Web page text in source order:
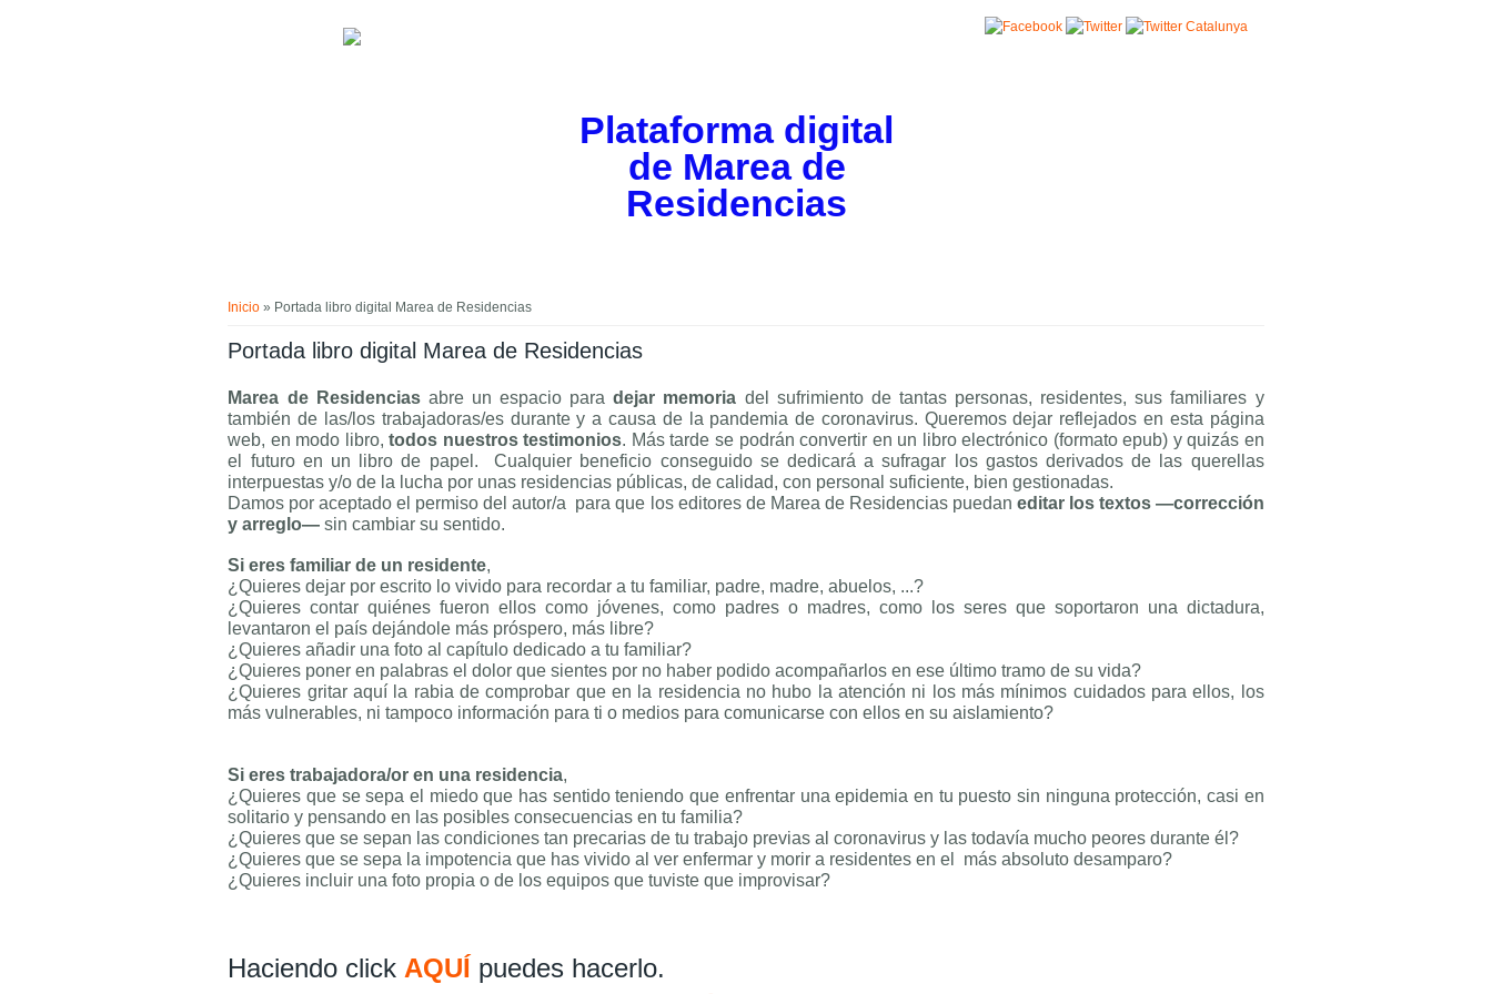
Plataforma digital
de Marea de
Residencias
Inicio » Portada libro digital Marea de Residencias
Portada libro digital Marea de Residencias
Marea de Residenciasabre un espacio paradejar memoria del sufrimiento de tantas personas, residentes, sus familiares y
también de las/los trabajadoras/es durante y a causa de la pandemia de coronavirus. Queremos dejar reflejados en esta página
web, en modo libro,todos nuestros testimonios. Más tarde se podrán convertir en un libro electrónico (formato epub) y quizás en
el futuro en un libro de papel. Cualquier beneficio conseguido se dedicará a sufragar los gastos derivados de las querellas
interpuestas y/o de la lucha por unas residencias públicas, de calidad, con personal suficiente, bien gestionadas.
Damos por aceptado el permiso del autor/a para que los editores de Marea de Residencias puedan editar los textos —corrección
y arreglo—sin cambiar su sentido.
Si eres familiar de un residente,
¿Quieres dejar por escrito lo vivido para recordar a tu familiar, padre, madre, abuelos, ...?
¿Quieres contar quiénes fueron ellos como jóvenes, como padres o madres, como los seres que soportaron una dictadura,
levantaron el país dejándole más próspero, más libre?
¿Quieres añadir una foto al capítulo dedicado a tu familiar?
¿Quieres poner en palabras el dolor que sientes por no haber podido acompañarlos en ese último tramo de su vida?
¿Quieres gritar aquí la rabia de comprobar que en la residencia no hubo la atención ni los más mínimos cuidados para ellos, los
más vulnerables, ni tampoco información para ti o medios para comunicarse con ellos en su aislamiento?
Si eres trabajadora/or en una residencia,
¿Quieres que se sepa el miedo que has sentido teniendo que enfrentar una epidemia en tu puesto sin ninguna protección, casi en
solitario y pensando en las posibles consecuencias en tu familia?
¿Quieres que se sepan las condiciones tan precarias de tu trabajo previas al coronavirus y las todavía mucho peores durante él?
¿Quieres que se sepa la impotencia que has vivido al ver enfermar y morir a residentes en el más absoluto desamparo?
¿Quieres incluir una foto propia o de los equipos que tuviste que improvisar?
Haciendo click AQUÍ puedes hacerlo.